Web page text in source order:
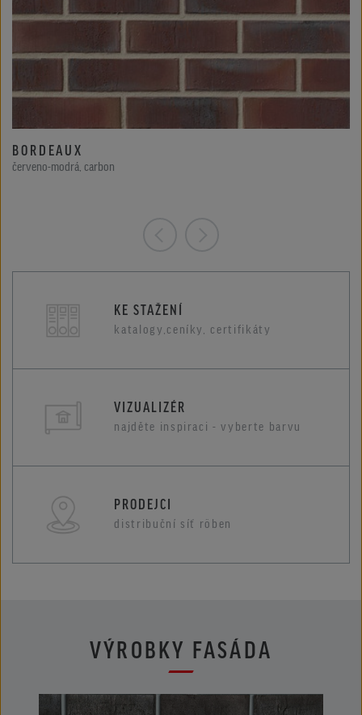
BORDEAUX
červeno-modrá, carbon
KE STAŽENÍ
katalogy,ceníky, certifikáty
VIZUALIZÉR
najděte inspiraci - vyberte barvu
PRODEJCI
distribuční síť röben
VÝROBKY FASÁDA